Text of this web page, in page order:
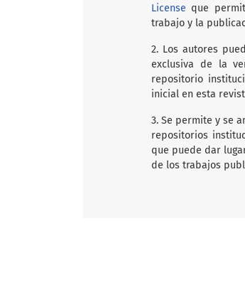
License que
trabajo y la
2. Los autores
exclusiva de la
repositorio
inicial en esta
3. Se permite y se
repositorios
que puede dar
de los trabajos